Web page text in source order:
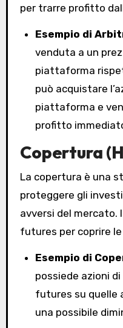
per trarre profitto
Esempio di
venduta a un
piattaforma
può acquistare
piattaforma e
profitto
Copertura
La copertura è una
proteggere gli
avversi del mercato.
futures per coprire
Esempio di
possiede azioni
futures su quelle
una possibile